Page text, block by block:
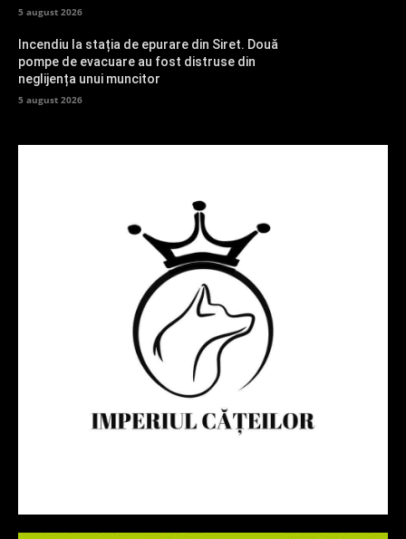
5 august 2026
Incendiu la stația de epurare din Siret. Două
pompe de evacuare au fost distruse din
neglijența unui muncitor
5 august 2026